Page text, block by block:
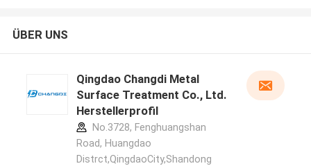
ÜBER UNS
Qingdao Changdi Metal
Surface Treatment Co., Ltd.
Herstellerprofil
No.3728, Fenghuangshan
Road, Huangdao
Distrct,QingdaoCity,Shandong